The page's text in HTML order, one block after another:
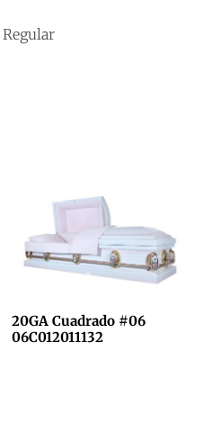
20GA Cuadrado #06
06C012011132